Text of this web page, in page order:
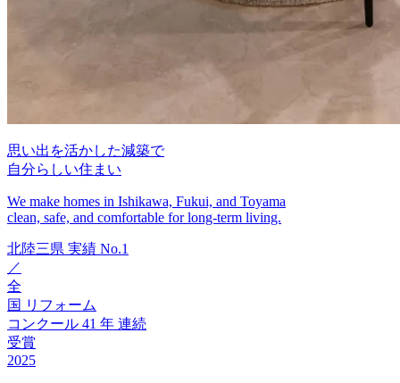
思い出を活かした減築で
自分らしい住まい
We make homes in Ishikawa, Fukui, and Toyama
clean, safe, and comfortable for long-term living.
北陸三県 実績 No.1
／
全
国 リフォーム
コンクール 41 年 連続
受賞
2025